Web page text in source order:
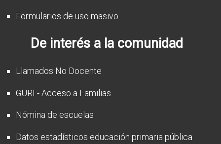
Formularios de uso masivo
De interés a la comunidad
Llamados No Docente
GURI - Acceso a Familias
Nómina de escuelas
Datos estadísticos educación primaria pública